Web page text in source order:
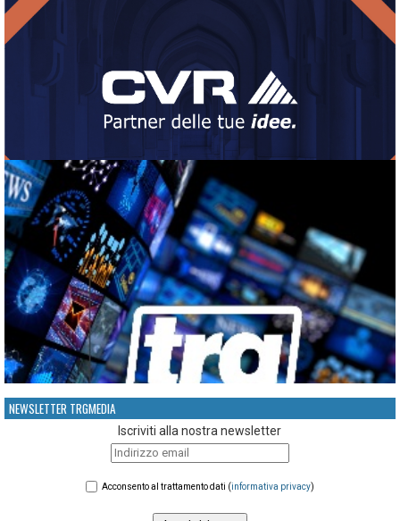
NEWSLETTER TRGMEDIA
Iscriviti alla nostra newsletter
Acconsento al trattamento dati (informativa privacy)